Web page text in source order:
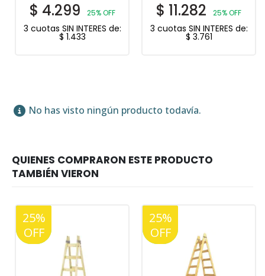
$ 4.299 25% OFF
3 cuotas SIN INTERES de:
$ 1.433
$ 11.282 25% OFF
3 cuotas SIN INTERES de:
$ 3.761
No has visto ningún producto todavía.
25%
OFF
20%
OFF
25%
OFF
20%
OFF